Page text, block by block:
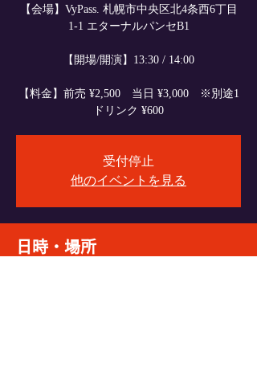
【会場】VyPass. 札幌市中央区北4条西6丁目
1-1 エターナルパンセB1
【開場/開演】13:30 / 14:00
【料金】前売 ¥2,500 当日 ¥3,000 ※別途1
受付停止
他のイベントを見る
日時・場所